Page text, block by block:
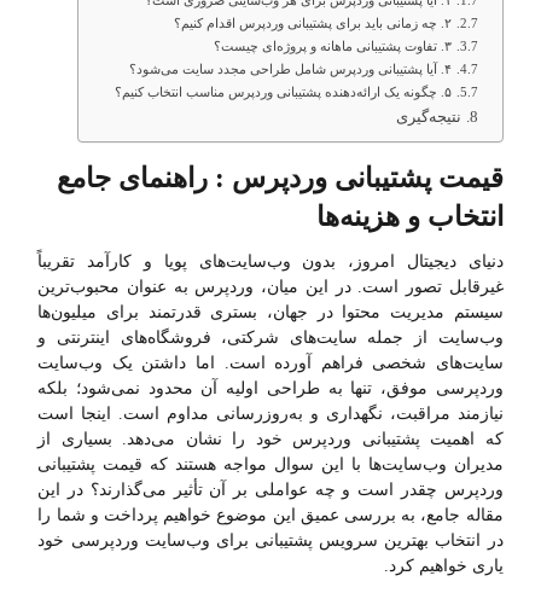
۲. چه زمانی باید برای پشتیبانی وردپرس اقدام کنیم؟
۳. تفاوت پشتیبانی ماهانه و پروژه‌ای چیست؟
۴. آیا پشتیبانی وردپرس شامل طراحی مجدد سایت می‌شود؟
۵. چگونه یک ارائه‌دهنده پشتیبانی وردپرس مناسب انتخاب کنیم؟
نتیجه‌گیری
قیمت پشتیبانی وردپرس : راهنمای جامع
انتخاب و هزینه‌ها
دنیای دیجیتال امروز، بدون وب‌سایت‌های پویا و کارآمد تقریباً
غیرقابل تصور است. در این میان، وردپرس به عنوان محبوب‌ترین
سیستم مدیریت محتوا در جهان، بستری قدرتمند برای میلیون‌ها
وب‌سایت از جمله سایت‌های شرکتی، فروشگاه‌های اینترنتی و
سایت‌های شخصی فراهم آورده است. اما داشتن یک وب‌سایت
وردپرسی موفق، تنها به طراحی اولیه آن محدود نمی‌شود؛ بلکه
نیازمند مراقبت، نگهداری و به‌روزرسانی مداوم است. اینجا است
که اهمیت پشتیبانی وردپرس خود را نشان می‌دهد. بسیاری از
مدیران وب‌سایت‌ها با این سوال مواجه هستند که قیمت پشتیبانی
وردپرس چقدر است و چه عواملی بر آن تأثیر می‌گذارند؟ در این
مقاله جامع، به بررسی عمیق این موضوع خواهیم پرداخت و شما را
در انتخاب بهترین سرویس پشتیبانی برای وب‌سایت وردپرسی خود
یاری خواهیم کرد.